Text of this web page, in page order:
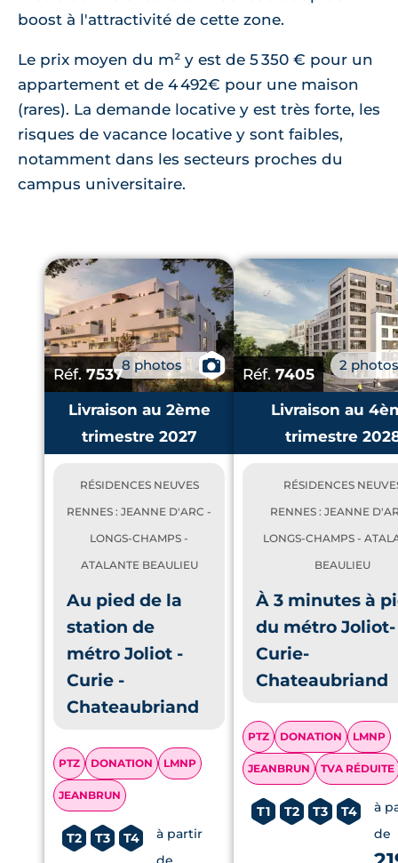
boost à l'attractivité de cette zone.
Le prix moyen du m² y est de 5 350 € pour un
appartement et de 4 492€ pour une maison
(rares). La demande locative y est très forte, les
risques de vacance locative y sont faibles,
notamment dans les secteurs proches du
campus universitaire.
Réf.7537
8 photos 📷
Livraison au 2ème
trimestre 2027
RÉSIDENCES NEUVES
RENNES : JEANNE D'ARC -
LONGS-CHAMPS -
ATALANTE BEAULIEU
Au pied de la
station de
métro Joliot -
Curie -
Chateaubriand
PTZ DONATION LMNP
JEANBRUN
T2 T3 T4
à partir
de
Réf. 7405
2 photos
Livraison au
trimestre
RÉSIDENCES
RENNES : JEANNE
LONGS-CHAMPS -
BEAULIEU
À 3 minutes à
du métro Joliot-
Curie-
Chateaubriand
PTZ DONATION LMNP
JEANBRUN TVA RÉDUITE
T1 T2 T3 T4
à
de